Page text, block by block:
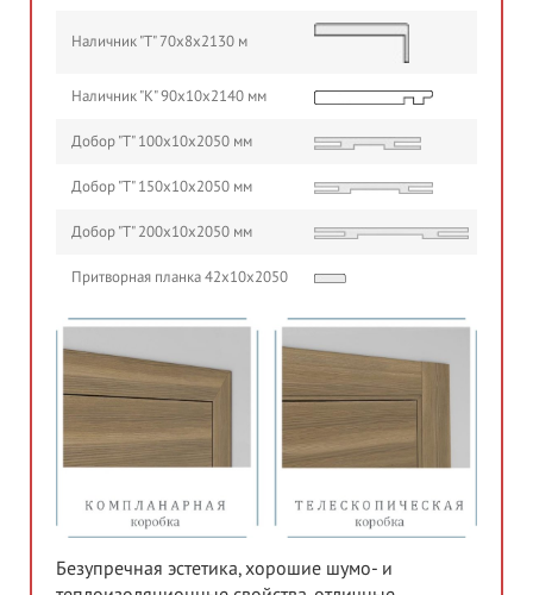
Наличник "Т" 70х8х2130 м
Наличник "К" 90х10х2140 мм
Добор "Т" 100х10х2050 мм
Добор "Т" 150х10х2050 мм
Добор "Т" 200х10х2050 мм
Притворная планка 42х10х2050
Безупречная эстетика, хорошие шумо- и